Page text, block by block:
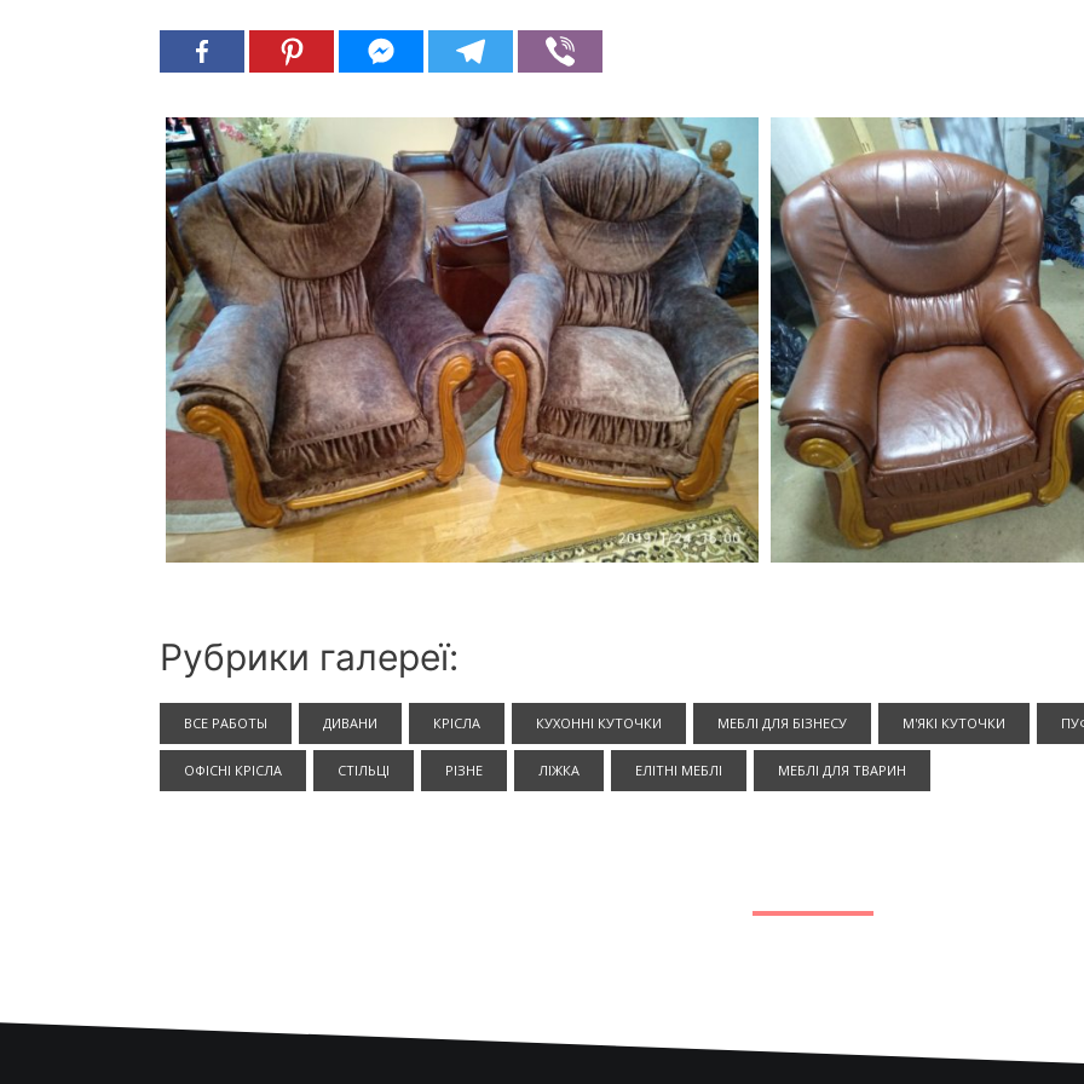
Рубрики галереї:
ВСЕ РАБОТЫ ДИВАНИ КРІСЛА КУХОННІ КУТОЧКИ МЕБЛІ ДЛЯ БІЗНЕСУ М'ЯКІ КУТОЧКИ
ОФІСНІ КРІСЛА СТІЛЬЦІ РІЗНЕ ЛІЖКА ЕЛІТНІ МЕБЛІ МЕБЛІ ДЛЯ ТВАРИН